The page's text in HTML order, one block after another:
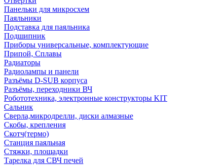
Панельки для микросхем
Паяльники
Подставка для паяльника
Подшипник
Приборы универсальные, комплектующие
Припой, Сплавы
Радиаторы
Радиолампы и панели
Разъёмы D-SUB корпуса
Разъёмы, переходники ВЧ
Робототехника, электронные конструкторы KIT
Сальник
Сверла,микродрелли, диски алмазные
Скобы, крепления
Скотч(термо)
Станция паяльная
Стяжки, площадки
Тарелка для СВЧ печей